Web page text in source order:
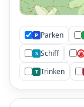
P
P Parken
S Schiff ⛽
T Trinken